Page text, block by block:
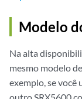
Modelo
Na alta
mesmo modelo
exemplo, se você